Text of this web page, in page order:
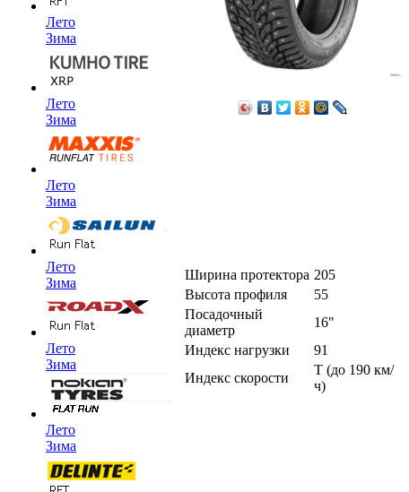
Лето
Зима
Лето
Зима
Лето
Зима
Лето
Зима
Лето
Зима
Лето
Зима
Ширина протектора 205
Высота профиля
55
Посадочный
диаметр
16"
Индекс нагрузки
91
Индекс скорости
T (до 190 км/
ч)